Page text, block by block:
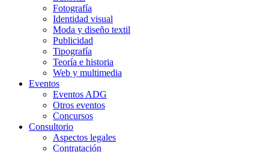
Fotografía
Identidad visual
Moda y diseño textil
Publicidad
Tipografía
Teoría e historia
Web y multimedia
Eventos
Eventos ADG
Otros eventos
Concursos
Consultorio
Aspectos legales
Contratación